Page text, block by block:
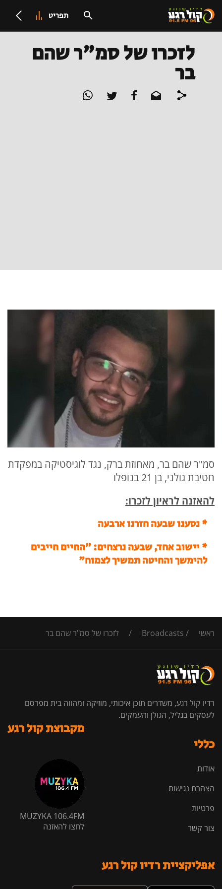
תפריט
לזכרו של סמ"ר שהם
בר
סמ"ר שהם בר, מאחוזת ברק, נגד לוגיסטיקה במפקדת
חטיבת גולני, בן 21 בנופלו
להאזנה לראיון לזכרו:
* נסענו שבעה חזרנו ארבעה
*יישוב אחד, שבעה נרצחים: "החיים חייבים
להימשך והחיטה תמשיך לצמוח"
ראשי /
Broadcasts
/ לזכרו של סמ"ר שהם בר
רדיו קול רגע, משדרים תוכן איכותי, מוזיקה ומהווה בית מפרסם
לעסקים בגליל, הגולן והעמקים.
כללי
אודות
הצהרת נגישות
פרטיות
צור קשר
מקבוצת קול רגע
MUZYKA 106.4FM
לחצו להאזנה
אפליקציית רדיו קול רגע